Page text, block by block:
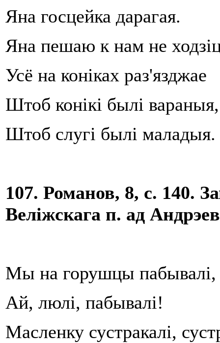
Яна госцейка дарагая.
Яна пешаю к нам не
Усё на коніках раз'язджае
Штоб конікі былі вараныя,
Штоб слугі былі маладыя.
107. Романов, 8, с. 140.
Веліжскага п. ад
Мы на горушцы пабывалі,
Ай, люлі, пабывалі!
Масленку сустракалі,